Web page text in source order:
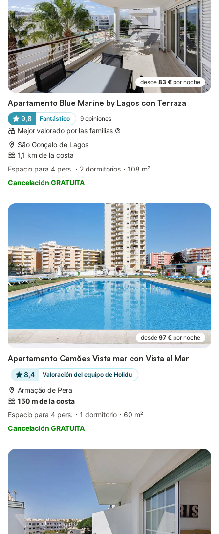
desde 83 € por noche
Apartamento Blue Marine by Lagos con Terraza
9,8 Fantástico 9 opiniones
Mejor valorado por las familias
São Gonçalo de Lagos
1,1 km de la costa
Espacio para 4 pers.
2 dormitorios
108 m²
Cancelación GRATUITA
desde 97 € por noche
Apartamento Camões Vista mar con Vista al Mar
8,4 Valoración del equipo de Holidu
Armação de Pera
150 m de la costa
Espacio para 4 pers.
1 dormitorio
60 m²
Cancelación GRATUITA